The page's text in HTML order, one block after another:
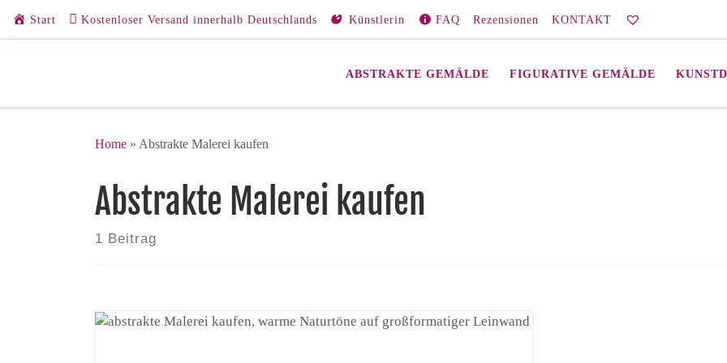
Zum Inhalt springen
Start Kostenloser Versand innerhalb Deutschlands Künstlerin FAQ Rezensionen KONTAKT
ABSTRAKTE GEMÄLDE FIGURATIVE GEMÄLDE
Home » Abstrakte Malerei kaufen
Abstrakte Malerei kaufen
1 Beitrag